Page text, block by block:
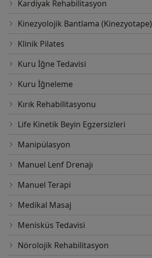
Kardiyak Rehabilitasyon
Kinezyolojik Bantlama (Kinezyotape)
Klinik Pilates
Kuru İğne Tedavisi
Kuru İğneleme
Kırık Rehabilitasyonu
Life Kinetik Beyin Egzersizleri
Manipülasyon
Manuel Lenf Drenajı
Manuel Terapi
Medikal Masaj
Menisküs Tedavisi
Nörolojik Rehabilitasyon